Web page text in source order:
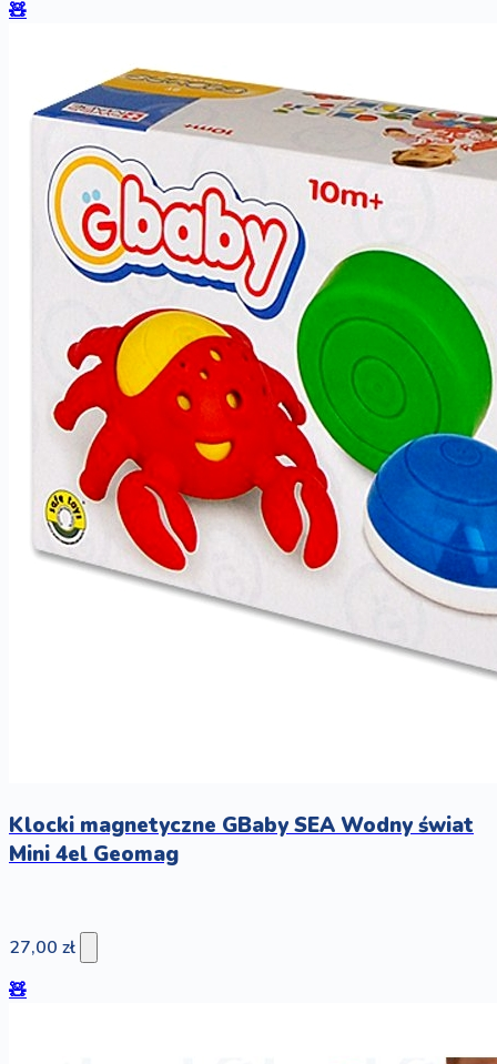
🧸
Klocki magnetyczne GBaby SEA Wodny świat
Mini 4el Geomag
27,00 zł
🧸